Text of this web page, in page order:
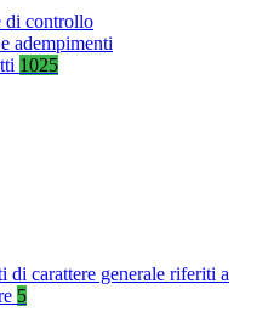
di controllo
adempimenti
1025
di carattere generale riferiti a
5